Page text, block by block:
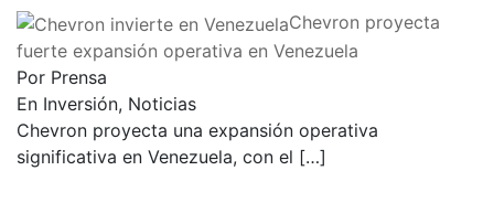
Chevron proyecta
fuerte expansión operativa en Venezuela
Por Prensa
En Inversión, Noticias
Chevron proyecta una expansión operativa
significativa en Venezuela, con el […]